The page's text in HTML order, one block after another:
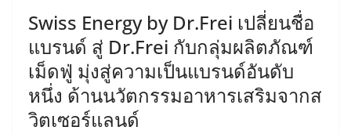
Swiss Energy by Dr.Frei เปลี่ยนชื่อ
แบรนด์ สู่ Dr.Frei กับกลุ่มผลิตภัณฑ์
เม็ดฟู่ มุ่งสู่ความเป็นแบรนด์อันดับ
หนึ่ง ด้านนวัตกรรมอาหารเสริมจากส
วิตเซอร์แลนด์